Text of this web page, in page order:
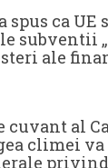
spus ca UE
subventii
ale
cuvant al
climei